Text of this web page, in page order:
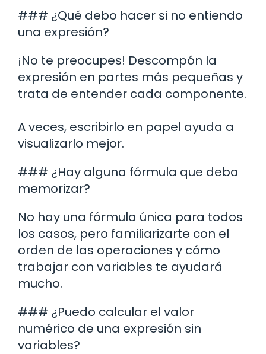
### ¿Qué debo hacer si no entiendo
una expresión?
¡No te preocupes! Descompón la
expresión en partes más pequeñas y
trata de entender cada componente.
A veces, escribirlo en papel ayuda a
visualizarlo mejor.
### ¿Hay alguna fórmula que deba
memorizar?
No hay una fórmula única para todos
los casos, pero familiarizarte con el
orden de las operaciones y cómo
trabajar con variables te ayudará
mucho.
### ¿Puedo calcular el valor
numérico de una expresión sin
variables?